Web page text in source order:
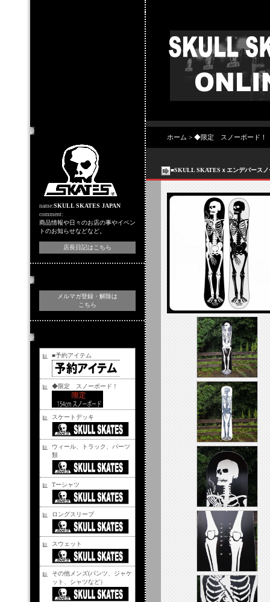
name:SKULL SKATES JAPAN
comment:
商品情報や日々のお店の事やイベン
トのお知らせなどなど。
店長日記はこちら
メルマガ登録・解除は
こちら
■予約アイテム
◆限定 スノーボード！
スケートデッキ
ウィール、トラック、パーツ
類
Tーシャツ
ロングスリーブ
スウェット
その他メンズ(パンツ、ジャケ
ット、シャツなど）
ホーム > ◆限定 スノーボード！
■SKULL SKATESｘエンデバー